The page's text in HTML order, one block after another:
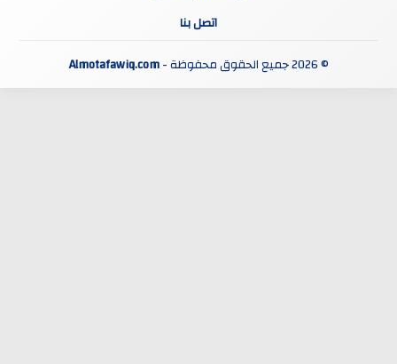
اتصل بنا
Almotafawiq.com